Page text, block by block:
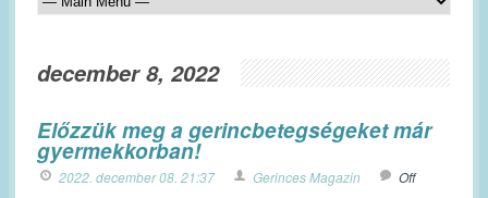
december 8, 2022
Előzzük meg a gerincbetegségeket már
gyermekkorban!
2022. december 08. 21:37 Gerinces Magazin Off